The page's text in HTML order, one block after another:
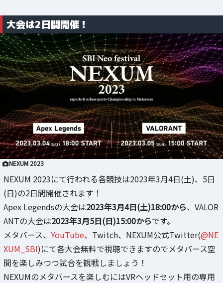
大会は2日間開催！
NEXUM 2023
NEXUM 2023にて行われる各競技は2023年3月4日(土)、5日
(日)の2日間開催されます！
Apex Legendsの大会は2023年3月4日(土)18:00から、VALOR
ANTの大会は2023年3月5日(日)15:00からです。
メタバース、 YouTube、Twitch、NEXUM公式Twitter(@NE
XUM_SBI)にて各大会無料で視聴できますのでメタバース空
間を楽しみつつ試合を観戦しましょう！
NEXUMのメタバースを楽しむにはVRヘッドセット用の専用